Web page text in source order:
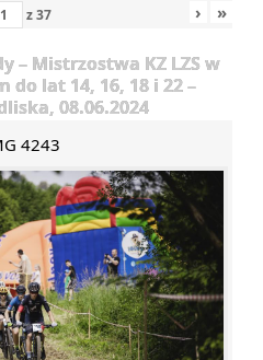
z37 › »
– Mistrzostwa KZ LZS w
do lat 14, 16, 18 i 22 –
08.06.2024
4243